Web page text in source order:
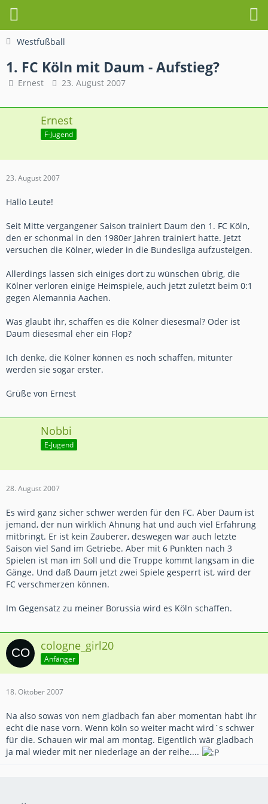
Westfußball
1. FC Köln mit Daum - Aufstieg?
Ernest 23. August 2007
Ernest
F-Jugend
23. August 2007
Hallo Leute!
Seit Mitte vergangener Saison trainiert Daum den 1. FC Köln,
den er schonmal in den 1980er Jahren trainiert hatte. Jetzt
versuchen die Kölner, wieder in die Bundesliga aufzusteigen.
Allerdings lassen sich einiges dort zu wünschen übrig, die
Kölner verloren einige Heimspiele, auch jetzt zuletzt beim 0:1
gegen Alemannia Aachen.
Was glaubt ihr, schaffen es die Kölner diesesmal? Oder ist
Daum diesesmal eher ein Flop?
Ich denke, die Kölner können es noch schaffen, mitunter
werden sie sogar erster.
Grüße von Ernest
Nobbi
E-Jugend
28. August 2007
Es wird ganz sicher schwer werden für den FC. Aber Daum ist
jemand, der nun wirklich Ahnung hat und auch viel Erfahrung
mitbringt. Er ist kein Zauberer, deswegen war auch letzte
Saison viel Sand im Getriebe. Aber mit 6 Punkten nach 3
Spielen ist man im Soll und die Truppe kommt langsam in die
Gänge. Und daß Daum jetzt zwei Spiele gesperrt ist, wird der
FC verschmerzen können.
Im Gegensatz zu meiner Borussia wird es Köln schaffen.
cologne_girl20
Anfänger
18. Oktober 2007
Na also sowas von nem gladbach fan aber momentan habt ihr
echt die nase vorn. Wenn köln so weiter macht wird´s schwer
für die. Schauen wir mal am montag. Eigentlich wär gladbach
ja mal wieder mit ner niederlage an der reihe....